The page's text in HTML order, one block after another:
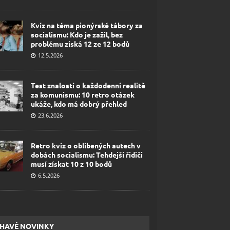
Kvíz na téma pionýrské tábory za
socialismu: Kdo je zažil, bez
problému získá 12 ze 12 bodů
12.5.2026
Test znalostí o každodenní realitě
za komunismu: 10 retro otázek
ukáže, kdo má dobrý přehled
23.6.2026
Retro kvíz o oblíbených autech v
dobách socialismu: Tehdejší řidiči
musí získat 10 z 10 bodů
6.5.2026
NOVINKY